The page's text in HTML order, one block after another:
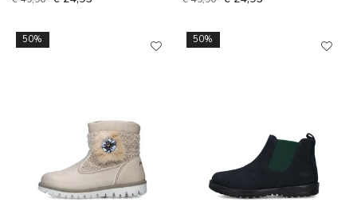
50% 50%